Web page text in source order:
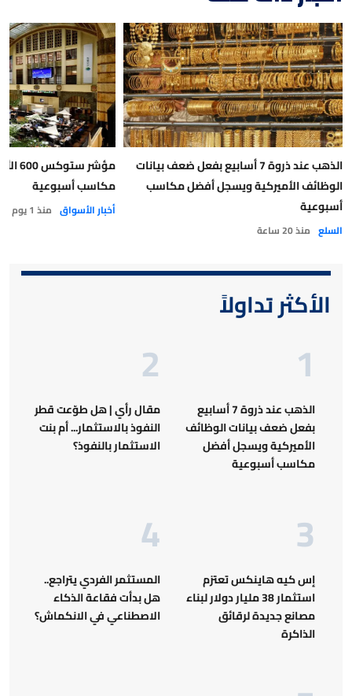
الذهب عند ذروة 7 أسابيع بفعل ضعف بيانات
الوظائف الأميركية ويسجل أفضل مكاسب
أسبوعية
السلع منذ 20 ساعة
مؤشر
مكاسب أسبوعية
أخبار الأسواق منذ 1 يوم
الأكثر تداولاً
الذهب عند ذروة 7 أسابيع
بفعل ضعف بيانات الوظائف
الأميركية ويسجل أفضل
مكاسب أسبوعية
مقال رأي | هل طوّعت قطر
النفوذ بالاستثمار... أم بنت
الاستثمار بالنفوذ؟
إس كيه هاينكس تعتزم
استثمار 38 مليار دولار لبناء
مصانع جديدة لرقائق
الذاكرة
المستثمر الفردي يتراجع..
هل بدأت فقاعة الذكاء
الاصطناعي في الانكماش؟